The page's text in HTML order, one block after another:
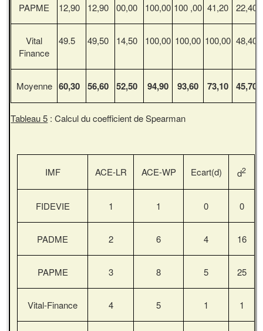
PAPME 12,90 12,90 00,00 100,00 100 ,00 41,20 22,40
Vital
Finance
49.5 49,50 14,50 100,00 100,00 100,00 48,40
Moyenne 60,30 56,60 52,50 94,90 93,60 73,10 45,70
Tableau 5 : Calcul du coefficient de Spearman
IMF ACE-LR ACE-WP Ecart(d) d2
FIDEVIE 1 1 0 0
PADME 2 6 4 16
PAPME 3 8 5 25
Vital-Finance 4 5 1 1